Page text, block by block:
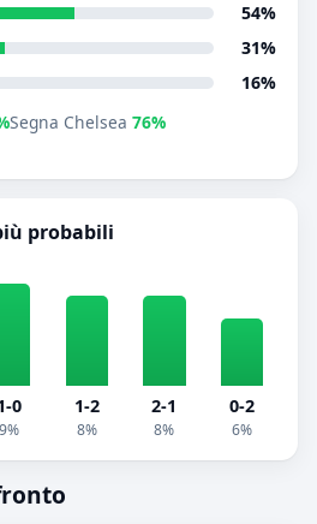
54%
31%
16%
Segna Chelsea 76%
probabili
0
9%
1-2
8%
2-1
8%
0-2
6%